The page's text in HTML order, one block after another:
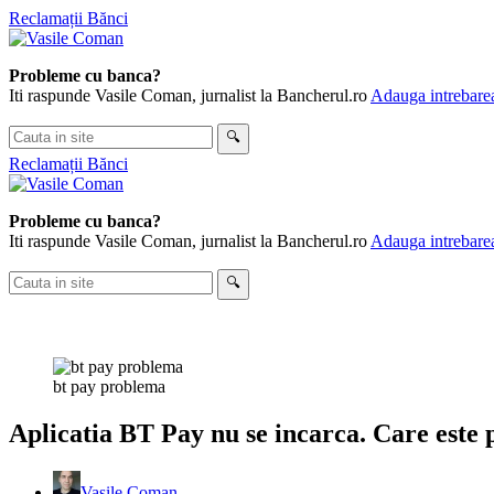
Skip
to
Reclamații Bănci
Probleme cu banca?
Iti raspunde Vasile Coman, jurnalist la Bancherul.ro Adauga
Cauta
in
site
🔍
Reclamații Bănci
Probleme cu banca?
Iti raspunde Vasile Coman, jurnalist la Bancherul.ro Adauga
Cauta
in
🔍
bt pay problema
Aplicatia BT Pay nu se incarca. Care este